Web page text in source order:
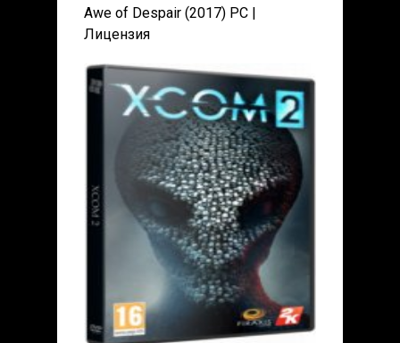
Awe of Despair (2017) PC |
Лицензия